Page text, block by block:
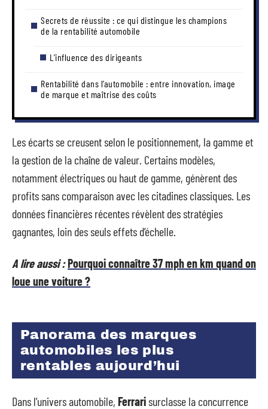
Secrets de réussite : ce qui distingue les champions
de la rentabilité automobile
L’influence des dirigeants
Rentabilité dans l’automobile : entre innovation, image
de marque et maîtrise des coûts
Les écarts se creusent selon le positionnement, la gamme et
la gestion de la chaîne de valeur. Certains modèles,
notamment électriques ou haut de gamme, génèrent des
profits sans comparaison avec les citadines classiques. Les
données financières récentes révèlent des stratégies
gagnantes, loin des seuls effets d’échelle.
A lire aussi :Pourquoi connaître 37 mph en km quand on
loue une voiture ?
Panorama des marques
automobiles les plus
rentables aujourd’hui
Dans l’univers automobile, Ferrarisurclasse la concurrence